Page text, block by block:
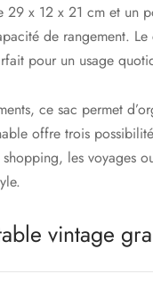
29 x 12 x 21 cm et un
de rangement.
pour un usage
ce sac permet
offre trois
les voyages
vintage